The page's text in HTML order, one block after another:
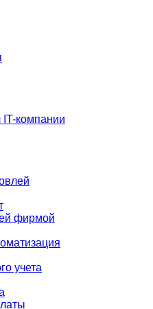
компании
фирмой
учета